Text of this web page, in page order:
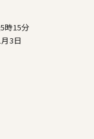
時15分
3日